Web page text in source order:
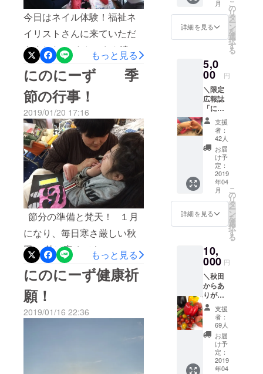
た！ 素敵なお花もいただき
ました。 こんなにたくさ
んの方々に支えられて。 に
のにーずは幸せです！ 今日
の午前中の活動は、体を動
かそう！でした^_^理学療法
士さんがいろいろ準備して
きてくれて、最後はみんな
でエビカニックスを踊りま
した！ スタッフも全力！
喜びの舞、エビカニックス
でした あと残りわずかです
が、引き続き応援よろしく
お願い致します。
今日はネイル体験！福祉ネ
イリストさんに来ていただ
きました！ めんこさん達の
これまためんこい爪に、綺
麗に色を塗ってもらいまし
た^_^一本にはアートも！
みんな始めはマニキュアの
匂いと、不思議な感触に真
顔（笑）塗ってもらった爪
を見て、ニンマリ^_^ やっ
ぱりみんな女の子！私達も
見ていてワクワクしまし
た。これからもいろんな経
験しようね^_^
もっと見る
にのにーず 季
節の行事！
2019/01/20 17:16
節分の準備と梵天！ １月
になり、毎日寒さ厳しい秋
田。 外は寒くても、にのに
の中はぽっかぽか！ みんな
で活動を楽しんでいます^_^
まずは節分の準備！鬼を作
りました。 めんこさん達の
天のプレゼント！ スタッフ
もっと見る
にのにーず健康祈
願！
2019/01/16 22:36
めて、住み
慣れた地域
をしたいと
考えていま
秋田に
一口支
援！
（賛助
会
ＮＰＯ
法人に
こっと
秋田を
一口
1,000円
から応
援いた
だける
賛助会
員の入
会権で
す（今
回、ク
ラウド
ファン
ディン
方は無
条件で
賛助会
員にな
れま
す）。
いただ
いたお
金の一
部をそ
ちらに
使わせ
ていた
月
詳細を見る
こ
の
リ
タ
ー
ン
を
選
択
す
る
5,0
00 円
＼限定
広報誌
「にの
にー
ず」が
届く
コース
【NPO
法人に
こっと
秋田に
一口支
援！
（賛助
会
ＮＰＯ
法人に
こっと
秋田を
一口
1,000円
から応
援いた
だける
賛助会
員の入
会権で
す（今
回、ク
支援
者：
42人
お届
け予
定：
2019
年04
月
詳細を見る
こ
の
リ
タ
ー
ン
を
選
択
す
る
10,
000 円
＼秋田
からあ
りがと
う野菜
が届く
コース
／
【NPO
法人に
こっと
秋田に
支援
者：
69人
お届
け予
定：
2019
年04